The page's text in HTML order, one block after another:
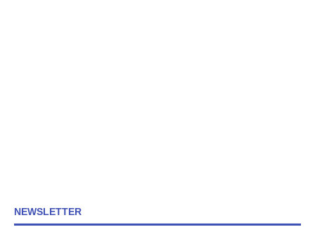
NEWSLETTER